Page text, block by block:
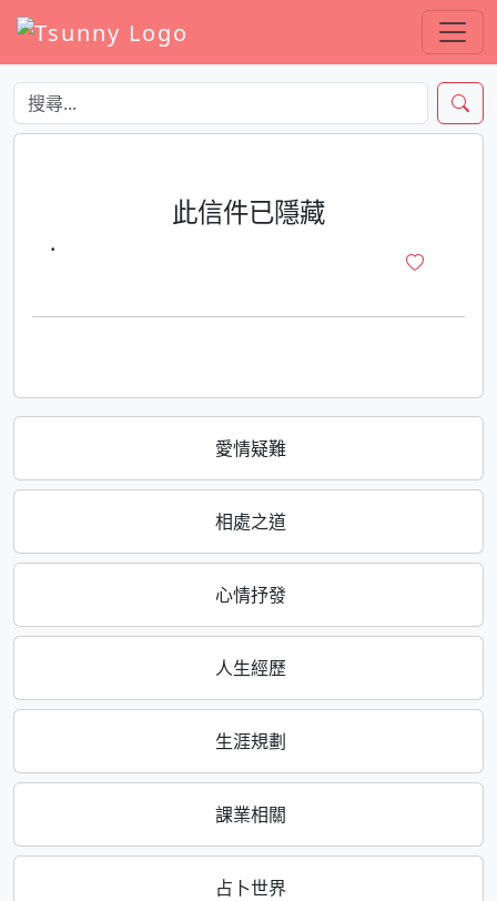
愛情疑難
相處之道
心情抒發
人生經歷
生涯規劃
課業相關
占卜世界
此信件已隱藏
·